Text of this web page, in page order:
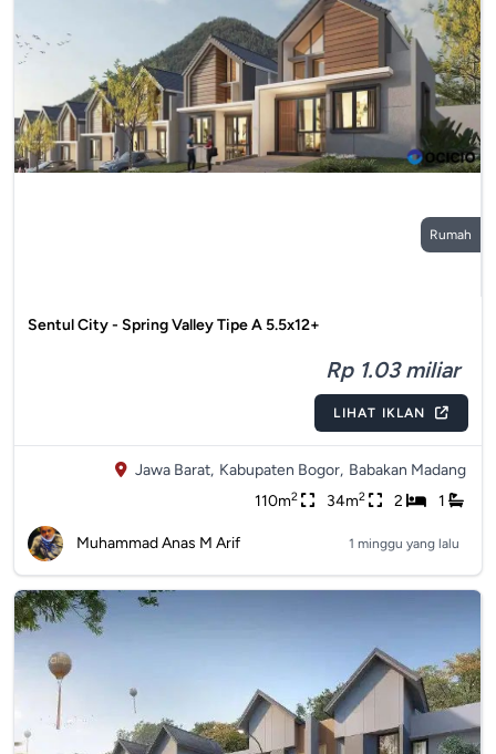
Rumah
Sentul City - Spring Valley Tipe A 5.5x12+
Rp 1.03 miliar
LIHAT IKLAN
Jawa Barat, Kabupaten Bogor, Babakan Madang
110m2 34m2 2 1
Muhammad Anas M Arif 1 minggu yang lalu